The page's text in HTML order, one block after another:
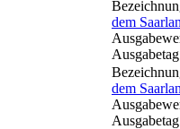
dem
dem